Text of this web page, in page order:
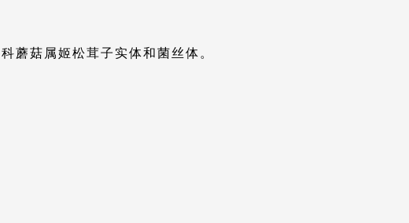
蘑菇属姬松茸子实体和菌丝体。